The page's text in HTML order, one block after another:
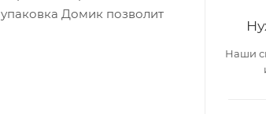
Домик позволит
Наши